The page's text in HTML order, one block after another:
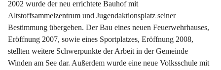
2002 wurde der neu errichtete Bauhof mit
Altstoffsammelzentrum und Jugendaktionsplatz seiner
Bestimmung übergeben. Der Bau eines neuen Feuerwehrhauses,
Eröffnung 2007, sowie eines Sportplatzes, Eröffnung 2008,
stellten weitere Schwerpunkte der Arbeit in der Gemeinde
Winden am See dar. Außerdem wurde eine neue Volksschule mit